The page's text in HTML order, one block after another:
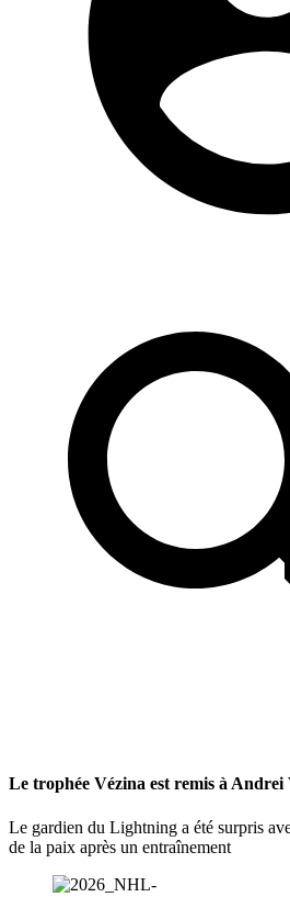
Le trophée Vézina est remis à Andrei
Le gardien du Lightning a été surpris
de la paix après un entraînement